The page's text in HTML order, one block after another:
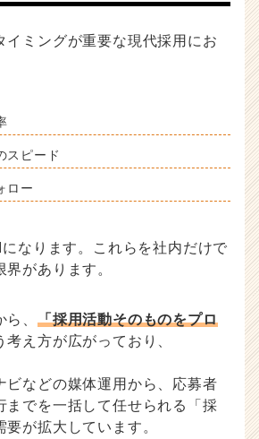
イミングが重要な現代採用にお
スピード
ロー
なります。これらを社内だけで
があります。
、 「採用活動そのものをプロ
考え方が広がっており、
ビなどの媒体運用から、応募者
までを一括して任せられる「採
要が拡大しています。